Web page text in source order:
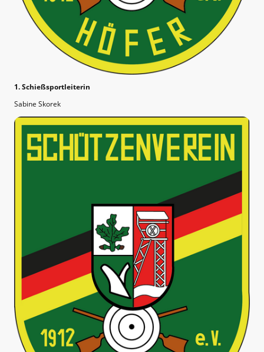
1. Schießsportleiterin
Sabine Skorek